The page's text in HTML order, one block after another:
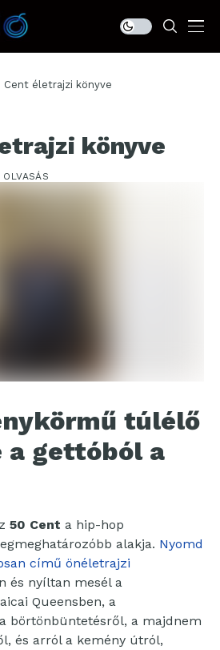
Cent életrajzi könyve
könyve
OLVASÁS
túlélő
gettóból a
50 Cent a hip-hop
alakja. Nyomd
című önéletrajzi
és nyíltan mesél a
Queensben, a
börtönbüntetésről, a majdnem
és arról a kemény útról,